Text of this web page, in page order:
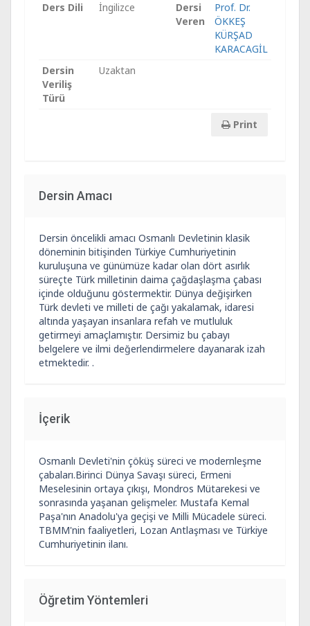
Ders Dili İngilizce
Dersi
Veren
Prof. Dr.
ÖKKEŞ
KÜRŞAD
KARACAGİL
Dersin
Veriliş
Türü
Uzaktan
Print
Dersin Amacı
Dersin öncelikli amacı Osmanlı Devletinin klasik
döneminin bitişinden Türkiye Cumhuriyetinin
kuruluşuna ve günümüze kadar olan dört asırlık
süreçte Türk milletinin daima çağdaşlaşma çabası
içinde olduğunu göstermektir. Dünya değişirken
Türk devleti ve milleti de çağı yakalamak, idaresi
altında yaşayan insanlara refah ve mutluluk
getirmeyi amaçlamıştır. Dersimiz bu çabayı
belgelere ve ilmi değerlendirmelere dayanarak izah
etmektedir. .
İçerik
Osmanlı Devleti'nin çöküş süreci ve modernleşme
çabaları.Birinci Dünya Savaşı süreci, Ermeni
Meselesinin ortaya çıkışı, Mondros Mütarekesi ve
sonrasında yaşanan gelişmeler. Mustafa Kemal
Paşa'nın Anadolu'ya geçişi ve Milli Mücadele süreci.
TBMM'nin faaliyetleri, Lozan Antlaşması ve Türkiye
Cumhuriyetinin ilanı.
Öğretim Yöntemleri